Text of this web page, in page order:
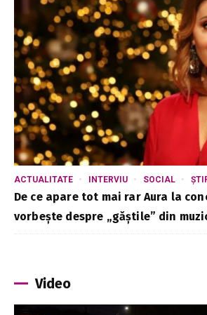
ACTUALITATE INTERVIU SOCIAL
De ce apare tot mai rar Aura la
vorbește despre „găștile” din
Video